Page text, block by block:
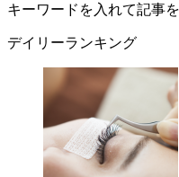
キーワードを入れて記事
デイリーランキング